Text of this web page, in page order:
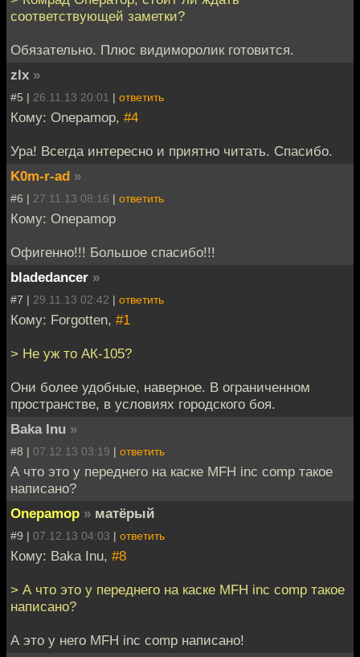
соответствующей заметки?
Обязательно. Плюс видиморолик готовится.
zlx »
#5 | 26.11.13 20:01 | ответить
Кому: Onepamop, #4
Ура! Всегда интересно и приятно читать. Спасибо.
K0m-r-ad »
#6 | 27.11.13 08:16 | ответить
Кому: Onepamop
Офигенно!!! Большое спасибо!!!
bladedancer »
#7 | 29.11.13 02:42 | ответить
Кому: Forgotten, #1
> Не уж то АК-105?
Они более удобные, наверное. В ограниченном
пространстве, в условиях городского боя.
Baka Inu »
#8 | 07.12.13 03:19 | ответить
А что это у переднего на каске MFH inc comp такое
написано?
Onepamop » матёрый
#9 | 07.12.13 04:03 | ответить
Кому: Baka Inu, #8
> А что это у переднего на каске MFH inc comp такое
написано?
А это у него MFH inc comp написано!